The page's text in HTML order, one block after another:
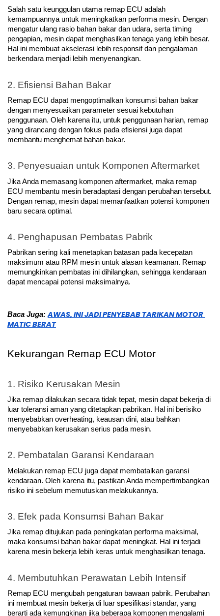
Salah satu keunggulan utama remap ECU adalah
kemampuannya untuk meningkatkan performa mesin. Dengan
mengatur ulang rasio bahan bakar dan udara, serta timing
pengapian, mesin dapat menghasilkan tenaga yang lebih besar.
Hal ini membuat akselerasi lebih responsif dan pengalaman
berkendara menjadi lebih menyenangkan.
2. Efisiensi Bahan Bakar
Remap ECU dapat mengoptimalkan konsumsi bahan bakar
dengan menyesuaikan parameter sesuai kebutuhan
penggunaan. Oleh karena itu, untuk penggunaan harian, remap
yang dirancang dengan fokus pada efisiensi juga dapat
membantu menghemat bahan bakar.
3. Penyesuaian untuk Komponen Aftermarket
Jika Anda memasang komponen aftermarket, maka remap
ECU membantu mesin beradaptasi dengan perubahan tersebut.
Dengan remap, mesin dapat memanfaatkan potensi komponen
baru secara optimal.
4. Penghapusan Pembatas Pabrik
Pabrikan sering kali menetapkan batasan pada kecepatan
maksimum atau RPM mesin untuk alasan keamanan. Remap
memungkinkan pembatas ini dihilangkan, sehingga kendaraan
dapat mencapai potensi maksimalnya.
Baca Juga: AWAS, INI JADI PENYEBAB TARIKAN MOTOR
MATIC BERAT
Kekurangan Remap ECU Motor
1. Risiko Kerusakan Mesin
Jika remap dilakukan secara tidak tepat, mesin dapat bekerja di
luar toleransi aman yang ditetapkan pabrikan. Hal ini berisiko
menyebabkan overheating, keausan dini, atau bahkan
menyebabkan kerusakan serius pada mesin.
2. Pembatalan Garansi Kendaraan
Melakukan remap ECU juga dapat membatalkan garansi
kendaraan. Oleh karena itu, pastikan Anda mempertimbangkan
risiko ini sebelum memutuskan melakukannya.
3. Efek pada Konsumsi Bahan Bakar
Jika remap ditujukan pada peningkatan performa maksimal,
maka konsumsi bahan bakar dapat meningkat. Hal ini terjadi
karena mesin bekerja lebih keras untuk menghasilkan tenaga.
4. Membutuhkan Perawatan Lebih Intensif
Remap ECU mengubah pengaturan bawaan pabrik. Perubahan
ini membuat mesin bekerja di luar spesifikasi standar, yang
berarti ada kemungkinan jika beberapa komponen mengalami